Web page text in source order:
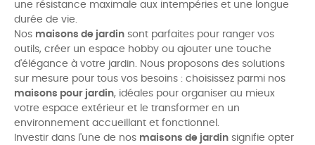
une résistance maximale aux intempéries et une longue
durée de vie.
Nos maisons de jardin sont parfaites pour ranger vos
outils, créer un espace hobby ou ajouter une touche
d'élégance à votre jardin. Nous proposons des solutions
sur mesure pour tous vos besoins : choisissez parmi nos
maisons pour jardin, idéales pour organiser au mieux
votre espace extérieur et le transformer en un
environnement accueillant et fonctionnel.
Investir dans l'une de nos maisons de jardin signifie opter